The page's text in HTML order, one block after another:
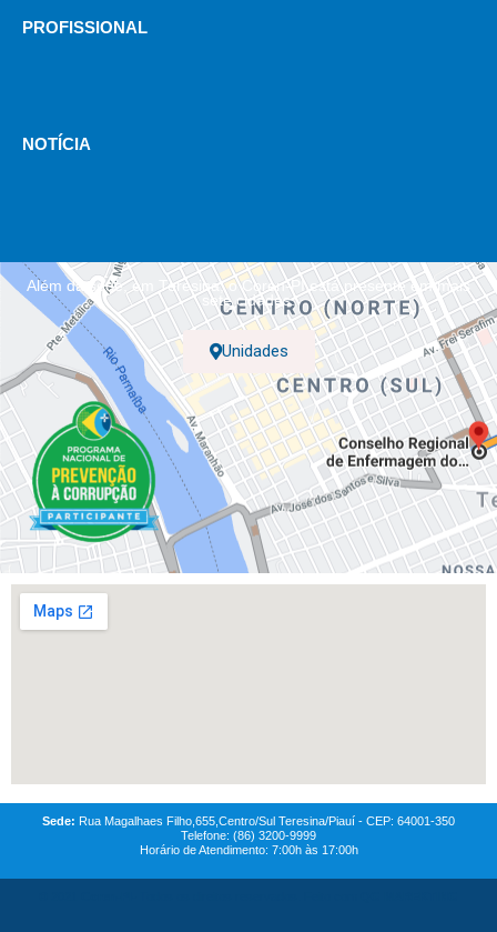
PROFISSIONAL
NOTÍCIA
Além da sede, em Teresina, o Coren-PI está presente em mais
sete cidades.
Unidades
Sede: Rua Magalhaes Filho,655,Centro/Sul Teresina/Piauí - CEP: 64001-350
Telefone: (86) 3200-9999
Horário de Atendimento: 7:00h às 17:00h